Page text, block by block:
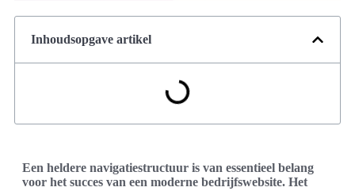
Inhoudsopgave artikel
Een heldere navigatiestructuur is van essentieel belang
voor het succes van een moderne bedrijfswebsite. Het